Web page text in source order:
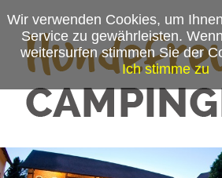
Wir verwenden Cookies, um
Service zu gewährleisten.
weitersurfen stimmen Sie der
Ich stimme zu